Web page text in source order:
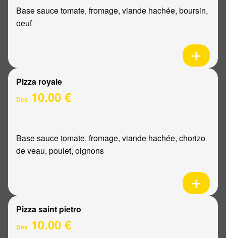
Base sauce tomate, fromage, viande hachée, boursin,
oeuf
Pizza royale
Dès 10.00 €
Base sauce tomate, fromage, viande hachée, chorizo
de veau, poulet, oignons
Pizza saint pietro
Dès 10.00 €